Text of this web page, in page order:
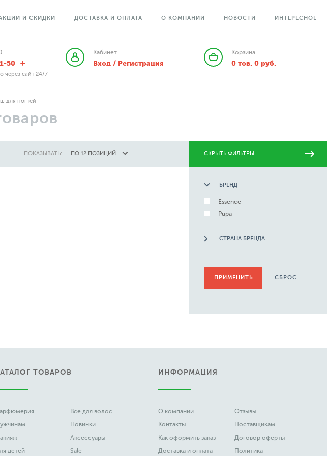
И СКИДКИ ДОСТАВКА И ОПЛАТА О КОМПАНИИ НОВОСТИ ИНТЕРЕСНОЕ
50
через сайт 24/7
Кабинет
Вход / Регистрация
Корзина
0 тов. 0руб.
для ногтей
ПОКАЗЫВАТЬ: ПО 12 ПОЗИЦИЙ СКРЫТЬ ФИЛЬТРЫ
БРЕНД
Essence
Pupa
СТРАНА БРЕНДА
СБРОС
ТОВАРОВ
детей
Все для волос
Новинки
Аксессуары
Sale
ИНФОРМАЦИЯ
О компании
Контакты
Как оформить заказ
Доставка и оплата
Отзывы
Поставщикам
Договор оферты
Политика